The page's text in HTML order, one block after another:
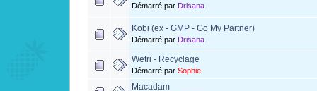
Démarré par Drisana
Kobi (ex - GMP - Go My Partner)
Démarré par Drisana
Wetri - Recyclage
Démarré par Sophie
Macadam